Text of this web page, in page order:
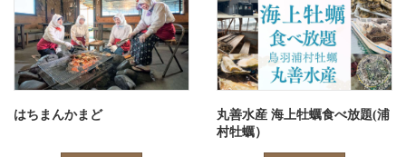
はちまんかまど
丸善水産 海上牡蠣食べ放題(浦
村牡蠣）